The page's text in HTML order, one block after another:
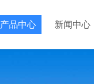
产品中心 新闻中心